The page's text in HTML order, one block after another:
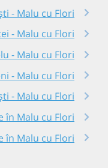
- Malu cu Flori
- Malu cu Flori
- Malu cu Flori
- Malu cu Flori
- Malu cu Flori
în Malu cu Flori
în Malu cu Flori